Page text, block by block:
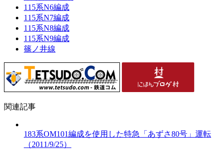
115系N6編成
115系N7編成
115系N8編成
115系N9編成
篠ノ井線
関連記事
183系OM101編成を使用した特急「あずさ80号」運転
（2011/9/25）